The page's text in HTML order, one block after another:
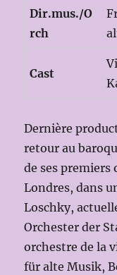
Dir.mus./O
rch
Cast
Dernière
retour au
de ses premiers
Londres, dans
Loschky,
Orchester der
orchestre de la
für alte Musik,